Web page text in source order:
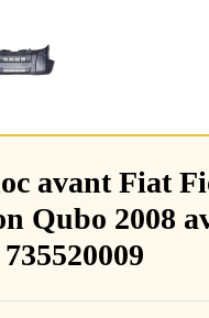
avant Fiat
Qubo 2008